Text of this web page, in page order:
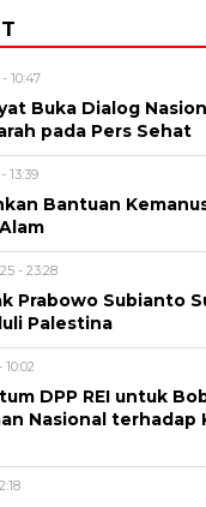
10:47
Buka Dialog
pada Pers Sehat
13:39
Bantuan
- 23:28
Prabowo Subianto
Palestina
DPP REI untuk
Nasional terhadap